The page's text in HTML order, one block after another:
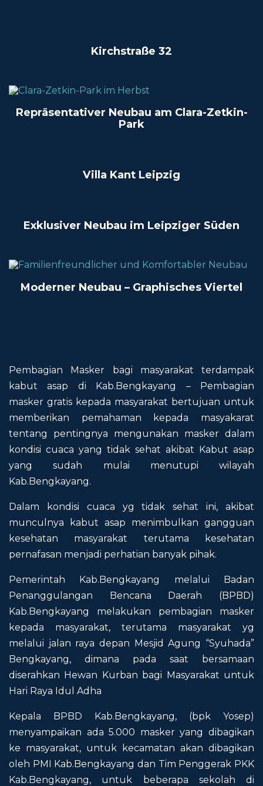
Kirchstraße 32
Repräsentativer Neubau am Clara-Zetkin-
Park
Villa Kant Leipzig
Exklusiver Neubau im Leipziger Süden
Moderner Neubau – Graphisches Viertel
Pembagian Masker bagi masyarakat terdampak
kabut asap di Kab.Bengkayang – Pembagian
masker gratis kepada masyarakat bertujuan untuk
memberikan pemahaman kepada masyakarat
tentang pentingnya mengunakan masker dalam
kondisi cuaca yang tidak sehat akibat Kabut asap
yang sudah mulai menutupi wilayah
Kab.Bengkayang.
Dalam kondisi cuaca yg tidak sehat ini, akibat
munculnya kabut asap menimbulkan gangguan
kesehatan masyarakat terutama kesehatan
pernafasan menjadi perhatian banyak pihak.
Pemerintah Kab.Bengkayang melalui Badan
Penanggulangan Bencana Daerah (BPBD)
Kab.Bengkayang melakukan pembagian masker
kepada masyarakat, terutama masyarakat yg
melalui jalan raya depan Mesjid Agung “Syuhada”
Bengkayang, dimana pada saat bersamaan
diserahkan Hewan Kurban bagi Masyarakat untuk
Hari Raya Idul Adha
Kepala BPBD Kab.Bengkayang, (bpk Yosep)
menyampaikan ada 5.000 masker yang dibagikan
ke masyarakat, untuk kecamatan akan dibagikan
oleh PMI Kab.Bengkayang dan Tim Penggerak PKK
Kab.Bengkayang, untuk beberapa sekolah di